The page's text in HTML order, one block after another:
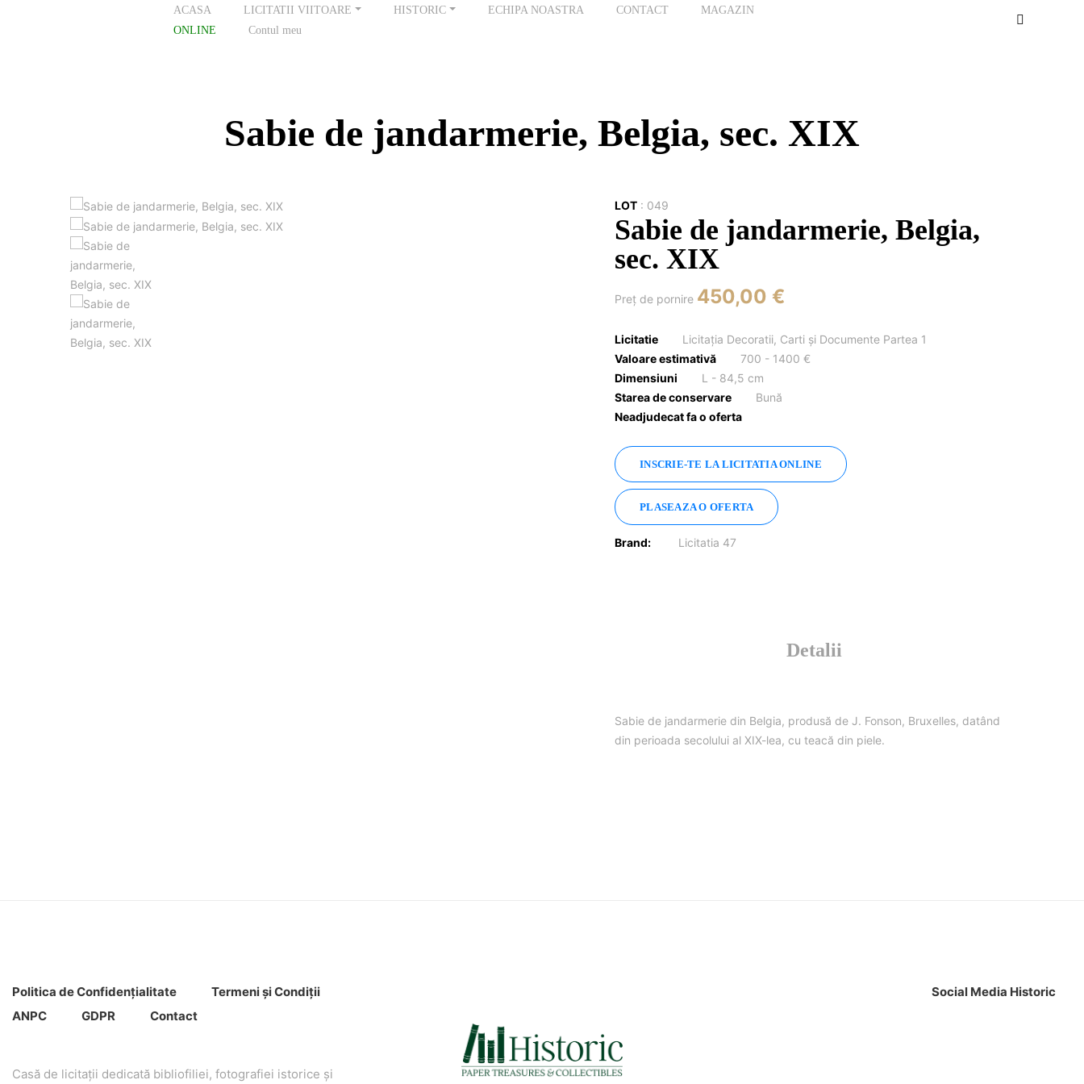
ACASA LICITATII VIITOARE HISTORIC ECHIPA NOASTRA CONTACT
MAGAZIN
ONLINE
Contul meu
Sabie de jandarmerie, Belgia, sec. XIX
LOT : 049
Sabie de jandarmerie, Belgia,
sec. XIX
Preţ de pornire 450,00 €
Licitatie
Licitația Decoratii, Carti și Documente Partea 1
Valoare estimativă
700 - 1400 €
Dimensiuni
L - 84,5 cm
Starea de conservare
Bună
Neadjudecat fa o oferta
INSCRIE-TE LA LICITATIA ONLINE
PLASEAZA O OFERTA
Brand: Licitatia 47
Detalii
Sabie de jandarmerie din Belgia, produsă de J. Fonson, Bruxelles, datând
din perioada secolului al XIX-lea, cu teacă din piele.
Politica de Confidenţialitate
Termeni şi Condiţii
ANPC
GDPR Contact
Casă de licitaţii dedicată bibliofiliei, fotografiei istorice şi
Social Media Historic